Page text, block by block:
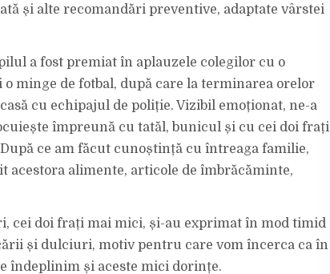
și alte recomandări preventive, adaptate vârstei
a fost premiat în aplauzele colegilor cu o
minge de fotbal, după care la terminarea orelor
cu echipajul de poliție. Vizibil emoționat, ne-a
împreună cu tatăl, bunicul și cu cei doi frați
ce am făcut cunoștință cu întreaga familie,
acestora alimente, articole de îmbrăcăminte,
cei doi frați mai mici, și-au exprimat în mod timid
și dulciuri, motiv pentru care vom încerca ca în
îndeplinim și aceste mici dorințe.